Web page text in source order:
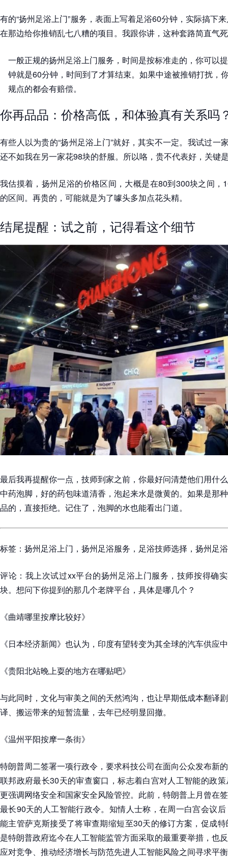
有的“扬州足浴上门”服务，表面上写着足浴60分钟，实际搞下
在那边给你推销乱七八糟的项目。我跟你讲，这种套路简直气
一般正规的扬州足浴上门服务，时间是按标准走的，你可以
钟就是60分钟，时间到了才算结束。如果中途被推销打扰，
规点的都会有赔偿。
你再品品：价格高低，和体验真有关系吗
有些人以为贵的“扬州足浴上门”就好，其实不一定。我试过一
还不如我在另一家花98块的舒服。所以咯，贵不代表好，关键
我估摸着，扬州足浴的价格区间，大概是在80到300块之间，
的区间。再贵的，可能就是为了噱头多加点花头精。
结尾提醒：试之前，记得看这个细节
最后我再提醒你一点，技师到家之前，你最好问清楚他们用什
中药泡脚，好的药包味道清香，泡起来水是微黄的。如果是那
品的，直接拒绝。记住了，泡脚的水也能看出门道。
标签：扬州足浴上门，扬州足浴服务，足浴技师选择，扬州足
评论：我上次试过xx平台的扬州足浴上门服务，技师按得确
块。想问下你提到的那几个老牌平台，具体是哪几个？
《曲靖哪里按摩比较好》
《日本经济新闻》也认为，印度有望转变为其全球的汽车供应
《贵阳北站晚上耍的地方在哪贴吧》
与此同时，文化与审美之间的天然鸿沟，也让早期低成本翻译
译、搬运带来的短暂流量，去年已经明显回撤。
《温州平阳按摩一条街》
特朗普周二签署一项行政令，要求科技公司在面向公众发布新
联邦政府最长30天的审查窗口，标志着白宫对人工智能的政
更强调网络安全和国家安全风险管控。此前，特朗普上月曾在
最长90天的人工智能行政令。知情人士称，在周一白宫会议
能主管萨克斯接受了将审查期缩短至30天的修订方案，促成
是特朗普政府迄今在人工智能监管方面采取的最重要举措，也
应对竞争、推动经济增长与防范先进人工智能风险之间寻求平